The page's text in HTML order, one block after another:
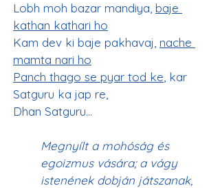
Lobh moh bazar mandiya, baje
kathan kathari ho
Kam dev ki baje pakhavaj, nache
mamta nari ho
Panch thago se pyar tod ke , kar
Satguru ka jap re,
Megnyílt a mohóság és
egoizmus vására; a vágy
istenének dobján játszanak,